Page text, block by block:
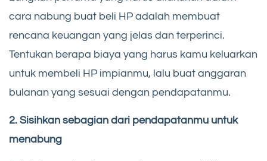
cara nabung buat beli HP adalah membuat
rencana keuangan yang jelas dan terperinci.
Tentukan berapa biaya yang harus kamu keluarkan
untuk membeli HP impianmu, lalu buat anggaran
bulanan yang sesuai dengan pendapatanmu.
2. Sisihkan sebagian dari pendapatanmu untuk
menabung